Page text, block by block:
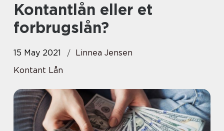
Kontantlån eller et
forbrugslån?
15 May 2021
Linnea Jensen
Kontant Lån